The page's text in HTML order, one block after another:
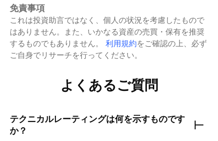
免責事項
これは投資助言ではなく、個人の状況を考慮したもので
はありません。また、いかなる資産の売買・保有を推奨
するものでもありません。
利用規約をご確認の上、必ず
ご自身でリサーチを行ってください。
よくあるご質問
テクニカルレーティングは何を示すものです
か？